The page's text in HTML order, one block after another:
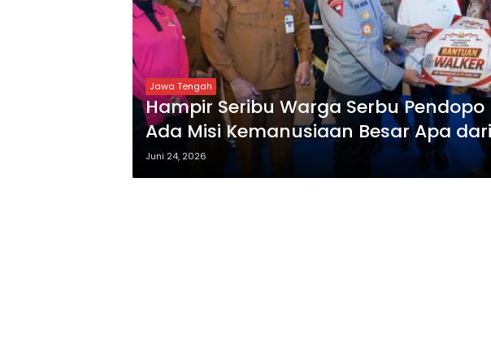
Jawa Tengah
Hampir Seribu Warga Serbu Pendopo
Ada Misi Kemanusiaan Besar Apa
Kemenkes RI?
Juni 24, 2026